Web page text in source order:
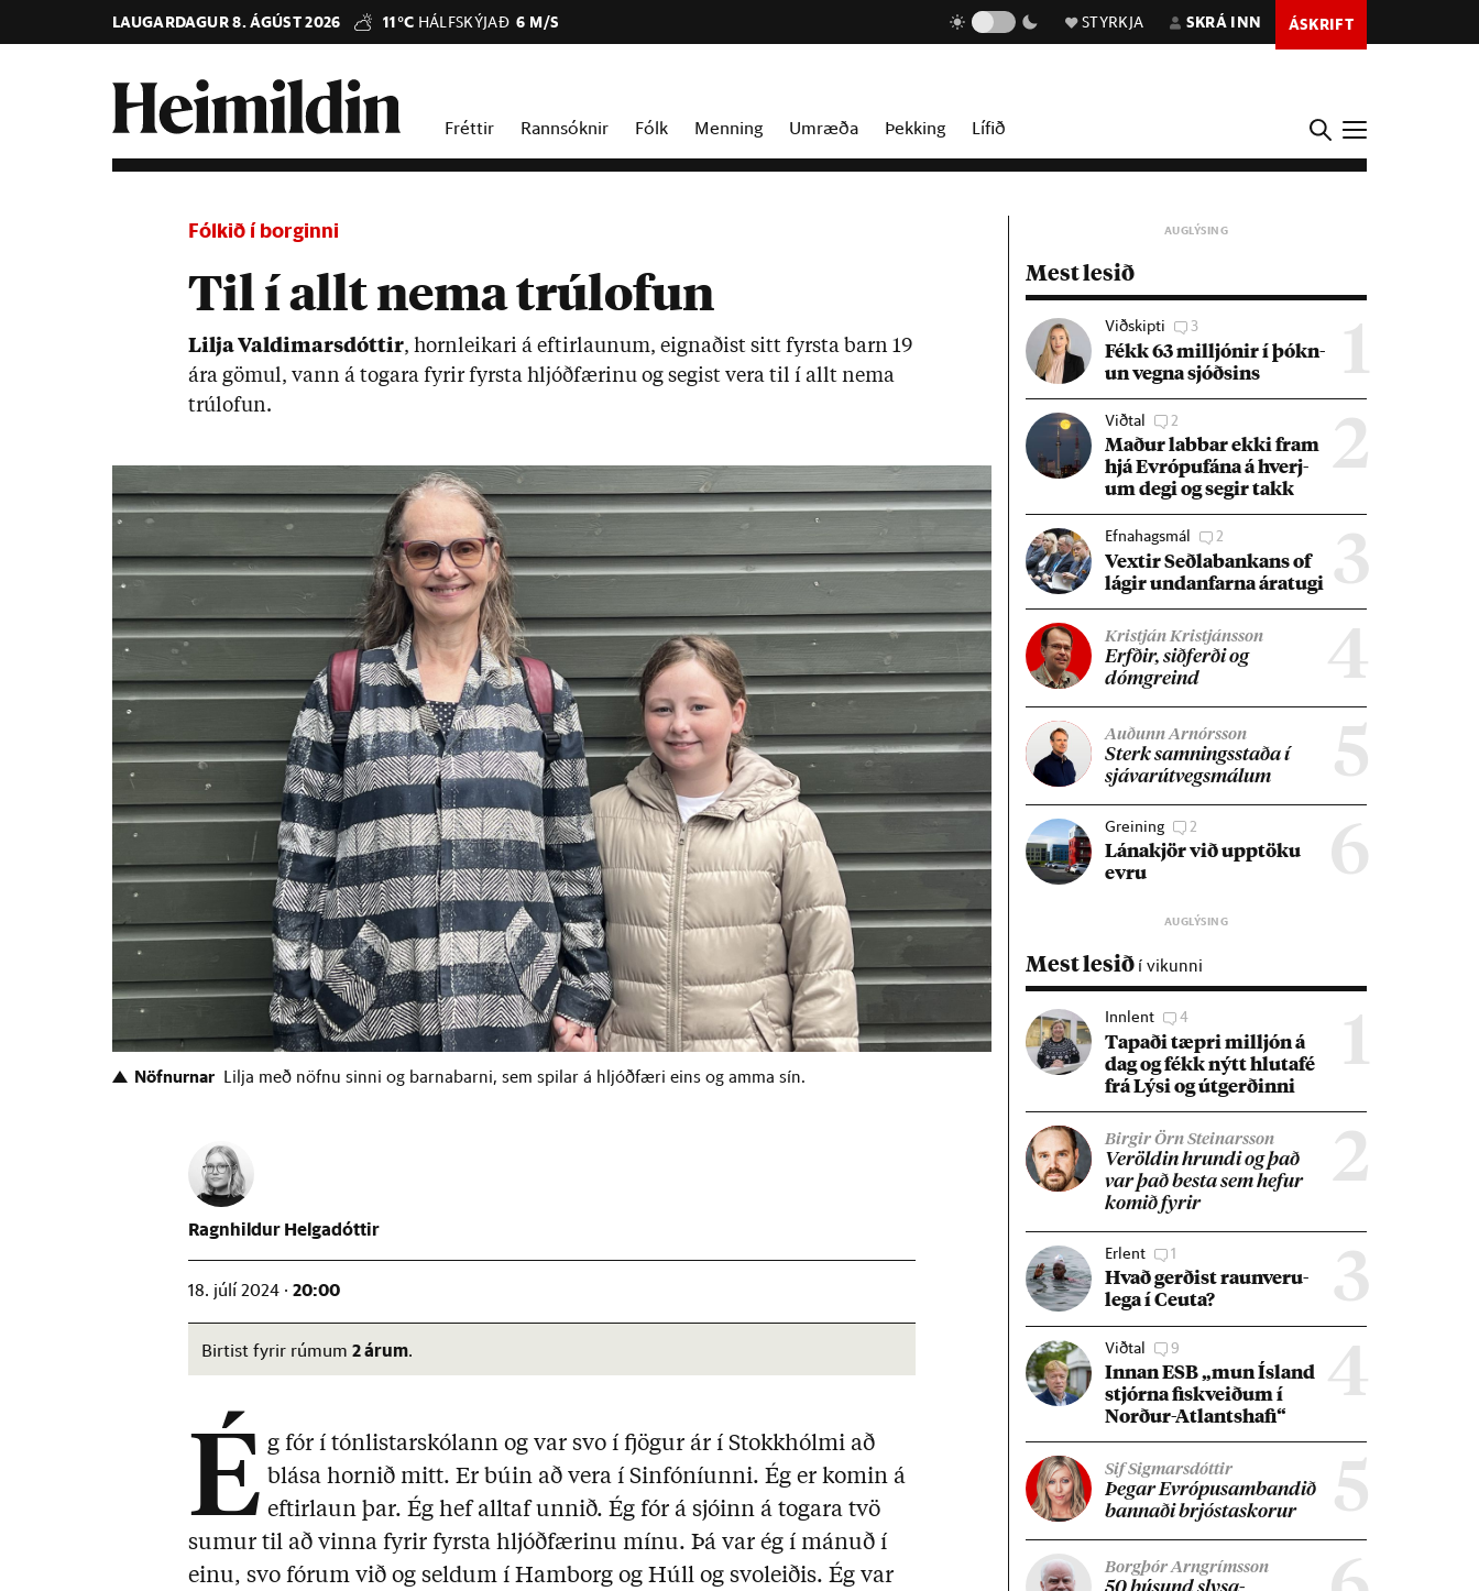
LAUGARDAGUR 8. ÁGÚST 2026 11°C HÁLFSKÝJAÐ 6 M/S STYRKJA SKRÁ INN ÁSKRIFT
Fréttir Rannsóknir Fólk Menning Umræða Þekking Lífið
Fólkið í borginni
Til í allt nema trúlofun
Lilja Valdi­mars­dótt­ir, horn­leik­ari á eft­ir­laun­um, eign­að­ist sitt fyrsta barn 19
ára göm­ul, vann á tog­ara fyr­ir fyrsta hljóð­fær­inu og seg­ist vera til í allt nema
trú­lof­un.
Nöfnurnar Lilja með nöfnu sinni og barnabarni, sem spilar á hljóðfæri eins og amma sín.
Ragnhildur Helgadóttir
18. júlí 2024 ·20:00
Birtist fyrir rúmum2 árum.
É g fór í tónlistarskólann og var svo í fjögur ár í Stokkhólmi að
blása hornið mitt. Er búin að vera í Sinfóníunni. Ég er komin á
eftirlaun þar. Ég hef alltaf unnið. Ég fór á sjóinn á togara tvö
sumur til að vinna fyrir fyrsta hljóðfærinu mínu. Þá var ég í mánuð í
einu, svo fórum við og seldum í Hamborg og Húll og svoleiðis. Ég var
Mest lesið
1
Viðskipti 3
Fékk 63 millj­ón­ir í þókn­
un vegna sjóðs­ins
2
Viðtal 2
Mað­ur labb­ar ekki fram
hjá Evr­ópuf­ána á hverj­
um degi og seg­ir takk
3
Efnahagsmál 2
Vext­ir Seðla­bank­ans of
lág­ir und­an­farna ára­tugi
4
Kristján Kristjánsson
Erfð­ir, sið­ferði og
dómgreind
5
Auðunn Arnórsson
Sterk samn­ings­staða í
sjáv­ar­út­vegs­mál­um
6
Greining 2
Lána­kjör við upp­töku
evru
Mest lesið í vikunni
1
Innlent 4
Tap­aði tæpri millj­ón á
dag og fékk nýtt hluta­fé
frá Lýsi og út­gerð­inni
2
Birgir Örn Steinarsson
Ver­öld­in hrundi og það
var það besta sem hef­ur
kom­ið fyr­ir
3
Erlent 1
Hvað gerð­ist raun­veru­
lega í Ceuta?
4
Viðtal 9
Inn­an ESB „mun Ís­land
stjórna fisk­veið­um í
Norð­ur-Atlants­hafi“
5
Sif Sigmarsdóttir
Þeg­ar Evr­ópu­sam­band­ið
bann­aði brjósta­skor­ur
Borgþór Arngrímsson